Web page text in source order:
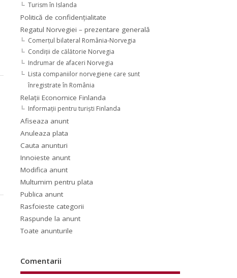
Turism în Islanda
Politică de confidențialitate
Regatul Norvegiei – prezentare generală
Comerţul bilateral România-Norvegia
Condiții de călătorie Norvegia
Indrumar de afaceri Norvegia
Lista companiilor norvegiene care sunt
înregistrate în România
Relaţii Economice Finlanda
Informaţii pentru turişti Finlanda
Afiseaza anunt
Anuleaza plata
Cauta anunturi
Innoieste anunt
Modifica anunt
Multumim pentru plata
Publica anunt
Rasfoieste categorii
Raspunde la anunt
Toate anunturile
Comentarii